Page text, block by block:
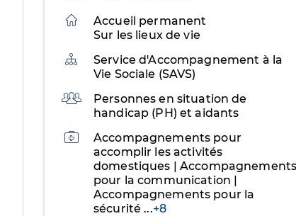
Accueil permanent
Sur les lieux de vie
Organisation
Service d'Accompagnement à la
Vie Sociale (SAVS)
PublicPersonnes en situation de
handicap (PH) et aidants
ActivitésAccompagnements pour
accomplir les activités
domestiques | Accompagnements
pour la communication |
Accompagnements pour la
sécurité...+8